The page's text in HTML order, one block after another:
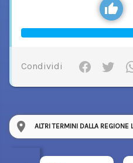
Condividi
ALTRI TERMINI DALLA REGIONE